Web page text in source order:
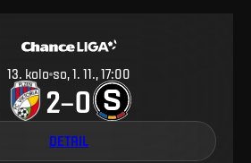
13. kolo so, 1. 11., 17:00
2–0
DETAIL